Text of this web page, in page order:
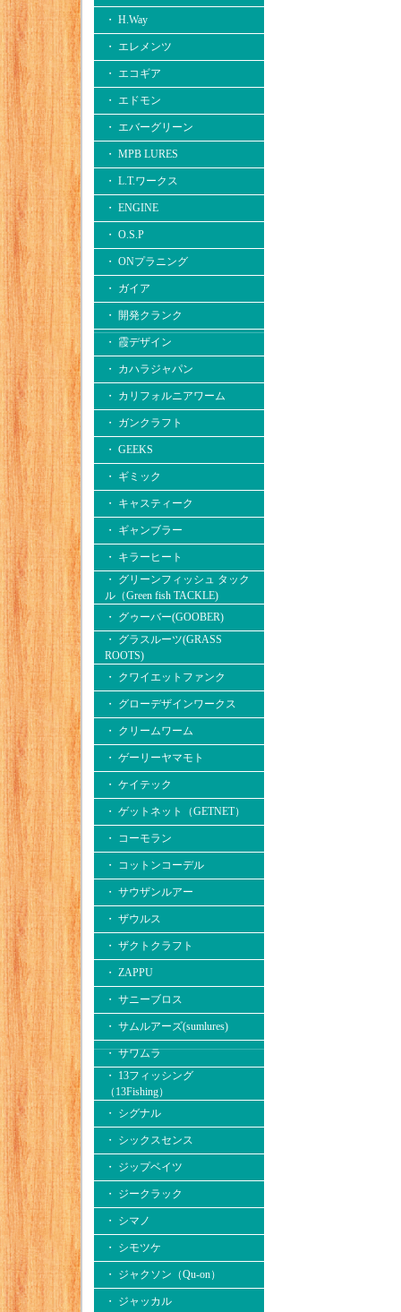
・ H.Way
・ エレメンツ
・ エコギア
・ エドモン
・ エバーグリーン
・ MPB LURES
・ L.T.ワークス
・ ENGINE
・ O.S.P
・ ONプラニング
・ ガイア
・ 開発クランク
・ 霞デザイン
・ カハラジャパン
・ カリフォルニアワーム
・ ガンクラフト
・ GEEKS
・ ギミック
・ キャスティーク
・ ギャンブラー
・ キラーヒート
・ グリーンフィッシュ タック
ル（Green fish TACKLE)
・ グゥーバー(GOOBER)
・ グラスルーツ(GRASS
ROOTS)
・ クワイエットファンク
・ グローデザインワークス
・ クリームワーム
・ ゲーリーヤマモト
・ ケイテック
・ ゲットネット（GETNET）
・ コーモラン
・ コットンコーデル
・ サウザンルアー
・ ザウルス
・ ザクトクラフト
・ ZAPPU
・ サニーブロス
・ サムルアーズ(sumlures)
・ サワムラ
・ 13フィッシング
（13Fishing）
・ シグナル
・ シックスセンス
・ ジップベイツ
・ ジークラック
・ シマノ
・ シモツケ
・ ジャクソン（Qu-on）
・ ジャッカル